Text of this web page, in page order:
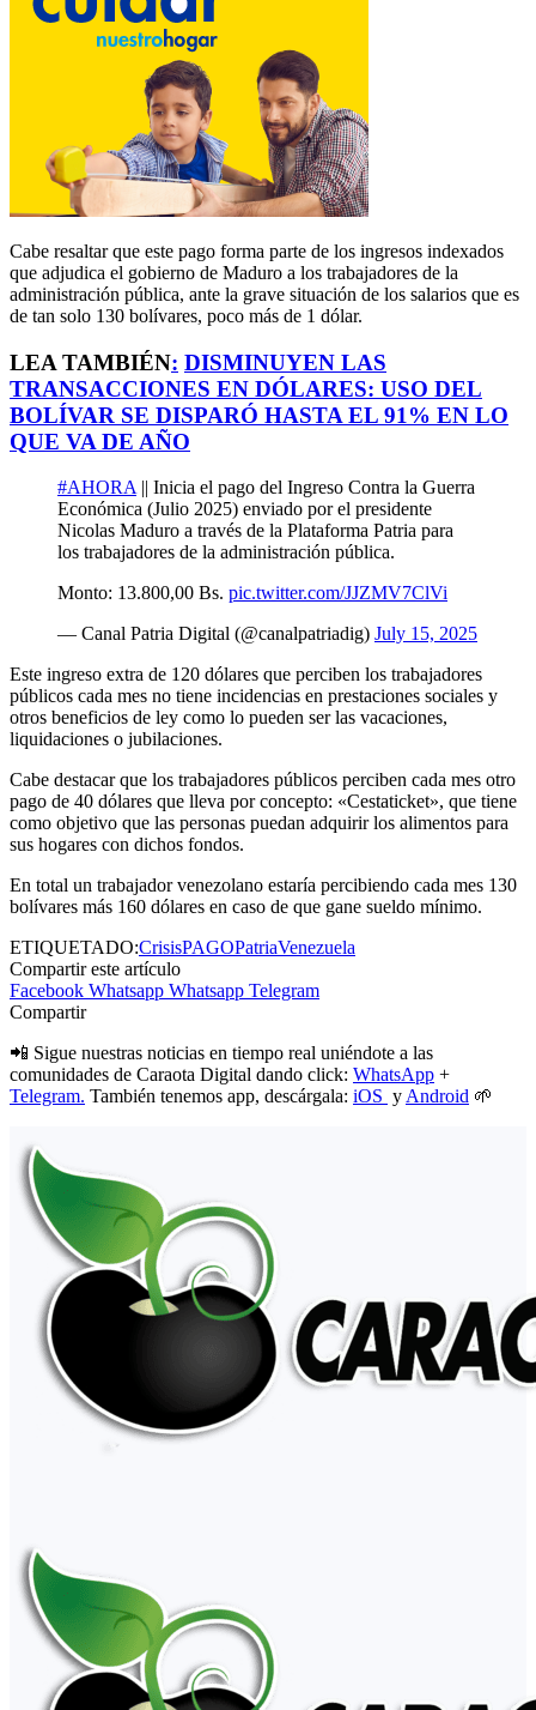
Cabe resaltar que este pago forma parte de los ingresos indexados
que adjudica el gobierno de Maduro a los trabajadores de la
administración pública, ante la grave situación de los salarios que es
de tan solo 130 bolívares, poco más de 1 dólar.
LEA TAMBIÉN: DISMINUYEN LAS
TRANSACCIONES EN DÓLARES: USO DEL
BOLÍVAR SE DISPARÓ HASTA EL 91% EN LO
QUE VA DE AÑO
#AHORA || Inicia el pago del Ingreso Contra la Guerra
Económica (Julio 2025) enviado por el presidente
Nicolas Maduro a través de la Plataforma Patria para
los trabajadores de la administración pública.
Monto: 13.800,00 Bs. pic.twitter.com/JJZMV7ClVi
— Canal Patria Digital (@canalpatriadig) July 15, 2025
Este ingreso extra de 120 dólares que perciben los trabajadores
públicos cada mes no tiene incidencias en prestaciones sociales y
otros beneficios de ley como lo pueden ser las vacaciones,
liquidaciones o jubilaciones.
Cabe destacar que los trabajadores públicos perciben cada mes otro
pago de 40 dólares que lleva por concepto: «Cestaticket», que tiene
como objetivo que las personas puedan adquirir los alimentos para
sus hogares con dichos fondos.
En total un trabajador venezolano estaría percibiendo cada mes 130
bolívares más 160 dólares en caso de que gane sueldo mínimo.
ETIQUETADO:CrisisPAGOPatriaVenezuela
Compartir este artículo
Facebook Whatsapp Whatsapp Telegram
Compartir
📲 Sigue nuestras noticias en tiempo real uniéndote a las
comunidades de Caraota Digital dando click: WhatsApp +
Telegram. También tenemos app, descárgala: iOS y Android 🌱